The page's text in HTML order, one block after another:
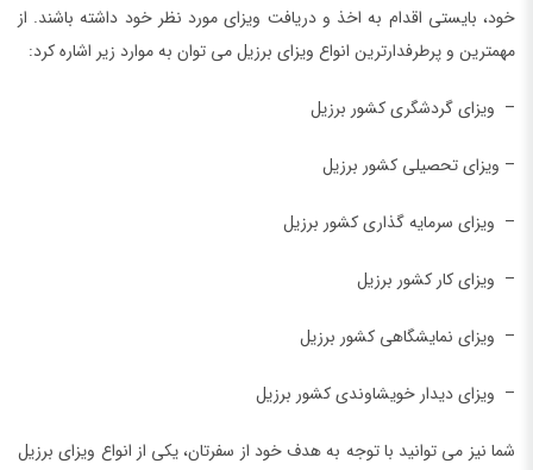
خود، بایستی اقدام به اخذ و دریافت ویزای مورد نظر خود داشته باشند. از
مهمترین و پرطرفدارترین انواع ویزای برزیل می توان به موارد زیر اشاره کرد:
– ویزای گردشگری کشور برزیل
– ویزای تحصیلی کشور برزیل
– ویزای سرمایه گذاری کشور برزیل
– ویزای کار کشور برزیل
– ویزای نمایشگاهی کشور برزیل
– ویزای دیدار خویشاوندی کشور برزیل
شما نیز می توانید با توجه به هدف خود از سفرتان، یکی از انواع ویزای برزیل